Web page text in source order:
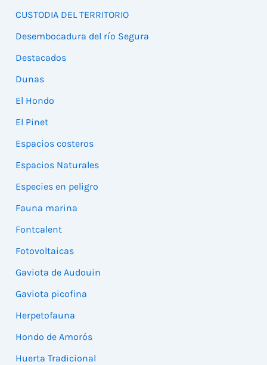
CUSTODIA DEL TERRITORIO
Desembocadura del río Segura
Destacados
Dunas
El Hondo
El Pinet
Espacios costeros
Espacios Naturales
Especies en peligro
Fauna marina
Fontcalent
Fotovoltaicas
Gaviota de Audouin
Gaviota picofina
Herpetofauna
Hondo de Amorós
Huerta Tradicional